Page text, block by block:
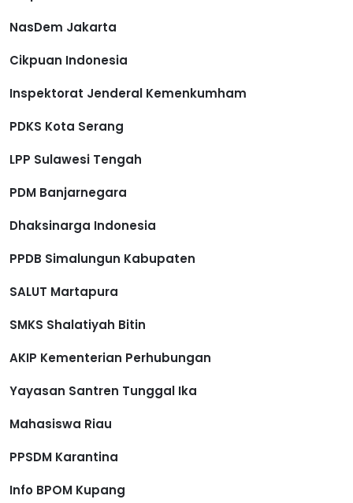
NasDem Jakarta
Cikpuan Indonesia
Inspektorat Jenderal Kemenkumham
PDKS Kota Serang
LPP Sulawesi Tengah
PDM Banjarnegara
Dhaksinarga Indonesia
PPDB Simalungun Kabupaten
SALUT Martapura
SMKS Shalatiyah Bitin
AKIP Kementerian Perhubungan
Yayasan Santren Tunggal Ika
Mahasiswa Riau
PPSDM Karantina
Info BPOM Kupang